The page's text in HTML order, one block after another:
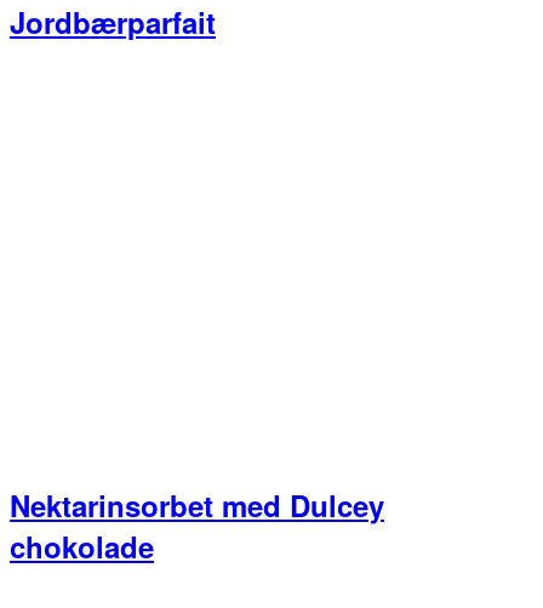
Jordbærparfait
Nektarinsorbet med Dulcey
chokolade